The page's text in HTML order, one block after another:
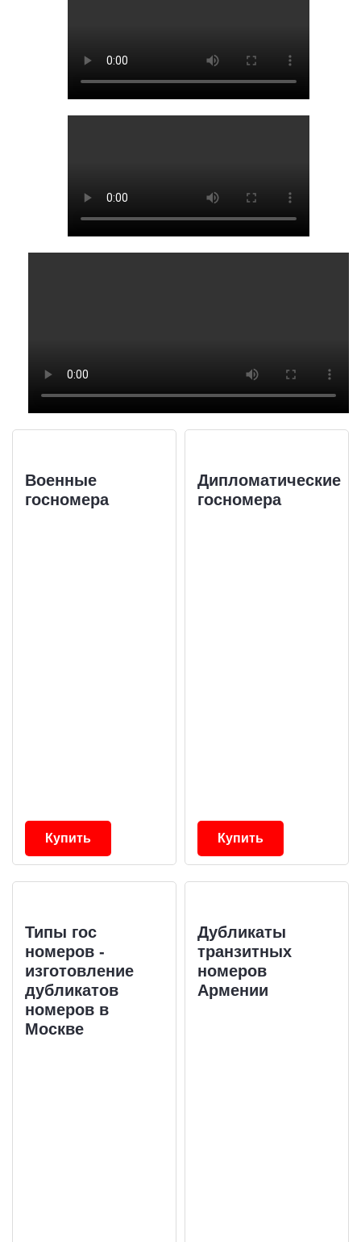
Военные
госномера
Купить
Дипломатические
госномера
Купить
Типы гос
номеров -
изготовление
дубликатов
номеров в
Москве
Дубликаты
транзитных
номеров
Армении